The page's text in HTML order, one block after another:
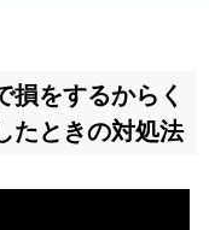
損をするからく
たときの対処法